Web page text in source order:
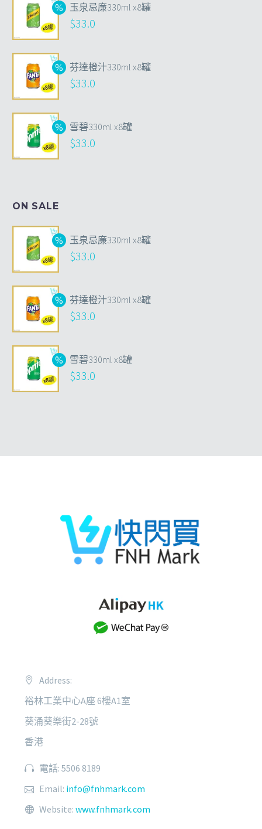
玉泉忌廉330ml x8罐
$33.0
芬達橙汁330ml x8罐
$33.0
雪碧330ml x8罐
$33.0
ON SALE
玉泉忌廉330ml x8罐
$33.0
芬達橙汁330ml x8罐
$33.0
雪碧330ml x8罐
$33.0
Address:
裕林工業中心A座 6樓A1室
葵涌葵樂街2-28號
香港
電話: 5506 8189
Email: info@fnhmark.com
Website: www.fnhmark.com